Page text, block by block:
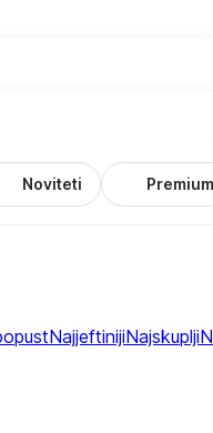
Premium
Noviteti
NajjeftinijiNajskuplji